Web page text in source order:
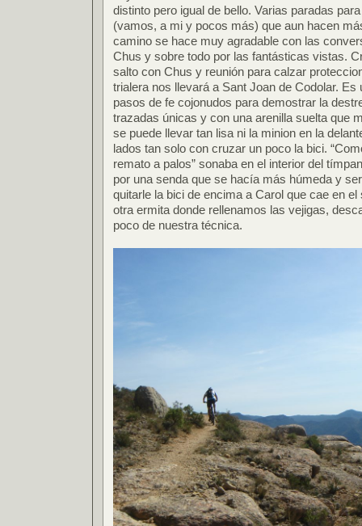
distinto pero igual de bello. Varias paradas
(vamos, a mi y pocos más) que aun hacen
camino se hace muy agradable con las
Chus y sobre todo por las fantásticas vistas.
salto con Chus y reunión para calzar
trialera nos llevará a Sant Joan de Codolar.
pasos de fe cojonudos para demostrar la
trazadas únicas y con una arenilla suelta que
se puede llevar tan lisa ni la minion en la
lados tan solo con cruzar un poco la bici.
remato a palos” sonaba en el interior del
por una senda que se hacía más húmeda y
quitarle la bici de encima a Carol que cae en
otra ermita donde rellenamos las vejigas,
poco de nuestra técnica.